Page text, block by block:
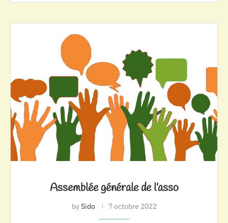
Assemblée générale de l’asso
bySido 7 octobre 2022